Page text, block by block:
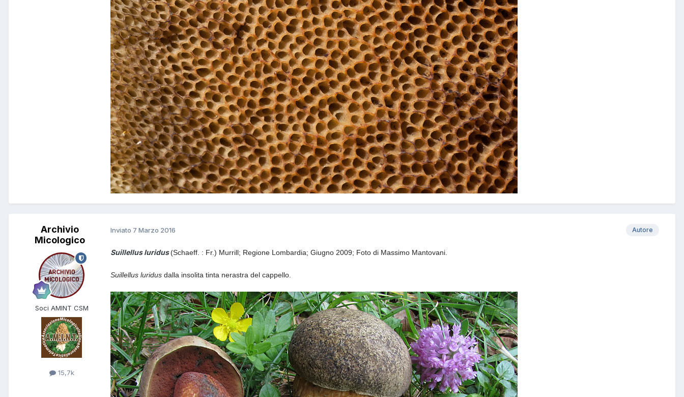
Archivio
Micologico
Soci AMINT CSM
15,7k
Autore
Inviato 7 Marzo 2016
Suillellus luridus(Schaeff. : Fr.) Murrill; Regione Lombardia; Giugno 2009; Foto di Massimo Mantovani.
Suillellus luridus dalla insolita tinta nerastra del cappello.